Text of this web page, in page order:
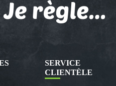
SERVICE
CLIENTÈLE